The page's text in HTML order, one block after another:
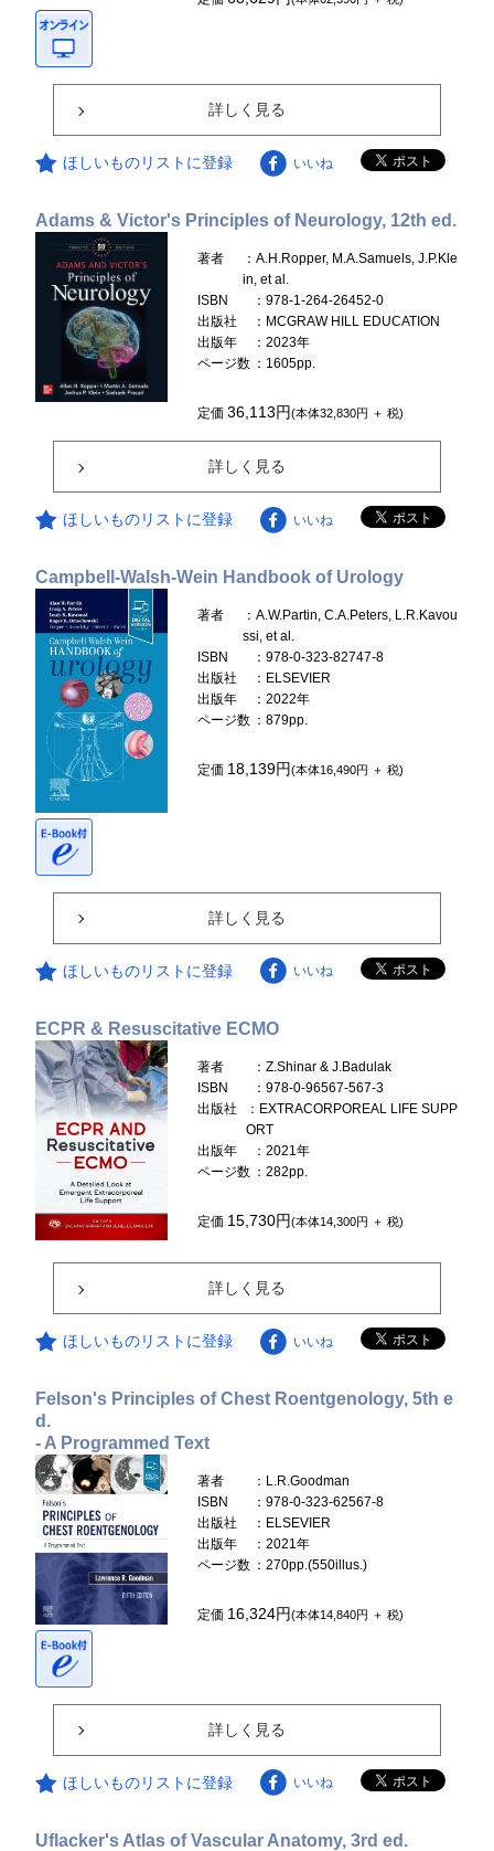
詳しく見る
ほしいものリストに登録 いいね
Adams & Victor's Principles of Neurology, 12th ed.
著者
：A.H.Ropper, M.A.Samuels, J.P.Kle
in, et al.
ISBN
：978-1-264-26452-0
出版社
：MCGRAW HILL EDUCATION
出版年
：2023年
ページ数 ：1605pp.
定価36,113円(本体32,830円 ＋ 税)
詳しく見る
ほしいものリストに登録 いいね
Campbell-Walsh-Wein Handbook of Urology
著者
：A.W.Partin, C.A.Peters, L.R.Kavou
ssi, et al.
ISBN
：978-0-323-82747-8
出版社
：ELSEVIER
出版年
：2022年
ページ数 ：879pp.
定価 18,139円(本体16,490円 ＋ 税)
詳しく見る
ほしいものリストに登録 いいね
ECPR & Resuscitative ECMO
著者
：Z.Shinar & J.Badulak
ISBN
：978-0-96567-567-3
出版社
：EXTRACORPOREAL LIFE SUPP
ORT
出版年
：2021年
ページ数 ：282pp.
定価 15,730円(本体14,300円 ＋ 税)
詳しく見る
ほしいものリストに登録 いいね
Felson's Principles of Chest Roentgenology, 5th e
d.
- A Programmed Text
著者
：L.R.Goodman
ISBN
：978-0-323-62567-8
出版社
：ELSEVIER
出版年
：2021年
ページ数 ：270pp.(550illus.)
定価 16,324円(本体14,840円 ＋ 税)
詳しく見る
ほしいものリストに登録 いいね
Uflacker's Atlas of Vascular Anatomy, 3rd ed.